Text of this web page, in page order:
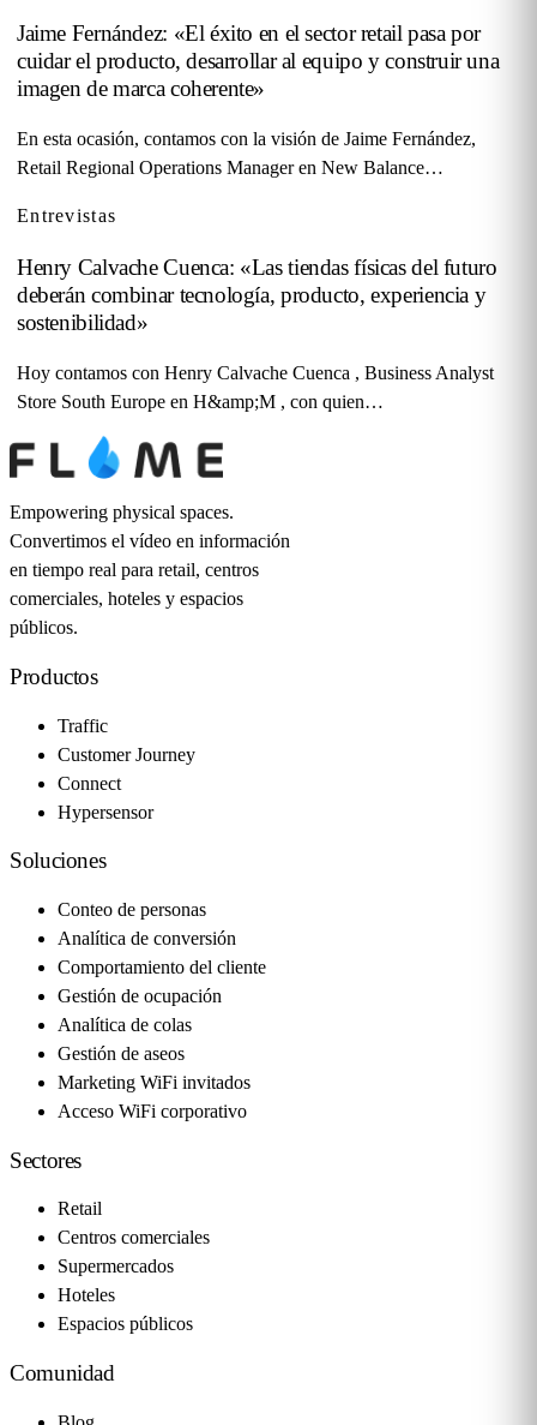
Jaime Fernández: «El éxito en el sector retail pasa por
cuidar el producto, desarrollar al equipo y construir una
imagen de marca coherente»
En esta ocasión, contamos con la visión de Jaime Fernández,
Retail Regional Operations Manager en New Balance…
Entrevistas
Henry Calvache Cuenca: «Las tiendas físicas del futuro
deberán combinar tecnología, producto, experiencia y
sostenibilidad»
Hoy contamos con Henry Calvache Cuenca , Business Analyst
Store South Europe en H&amp;M , con quien…
Empowering physical spaces.
Convertimos el vídeo en información
en tiempo real para retail, centros
comerciales, hoteles y espacios
públicos.
Productos
Traffic
Customer Journey
Connect
Hypersensor
Soluciones
Conteo de personas
Analítica de conversión
Comportamiento del cliente
Gestión de ocupación
Analítica de colas
Gestión de aseos
Marketing WiFi invitados
Acceso WiFi corporativo
Sectores
Retail
Centros comerciales
Supermercados
Hoteles
Espacios públicos
Comunidad